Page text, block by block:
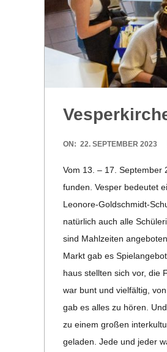
2023-
ON: 22. SEPTEMBER 2023
Vom 13. – 17. Sep­tem­ber
fun­den. Ves­per bedeu­tet
Leo­­nore-Gol­d­­schmidt-
natür­lich auch alle
sind Mahl­zei­ten
Markt gab es
haus stell­ten sich vor, die
war bunt und viel­fäl­tig,
gab es alles zu hören.
zu einem gro­ßen
ge­la­den. Jede und jeder